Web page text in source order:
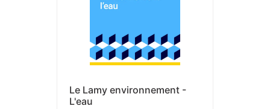
Le Lamy environnement -
L'eau